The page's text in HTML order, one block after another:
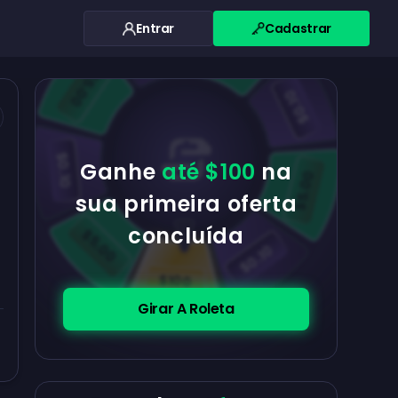
Entrar Cadastrar
Ganhe até $100 na
sua primeira oferta
concluída
Girar A Roleta
$100
$5.00
$5.00
$0.10 $5.00
$5.00